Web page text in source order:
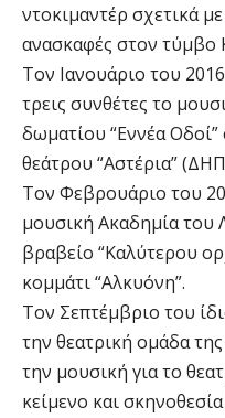
ντοκιμαντέρ σχετικά
ανασκαφές στον τύμβο
Τον Ιανουάριο του
τρεις συνθέτες το
δωματίου “Εννέα
θεάτρου “Αστέρια”
Τον Φεβρουάριο του
μουσική Ακαδημία του
βραβείο “Καλύτερου
κομμάτι “Αλκυόνη”.
Τον Σεπτέμβριο του
την θεατρική ομάδα
την μουσική για το
κείμενο και